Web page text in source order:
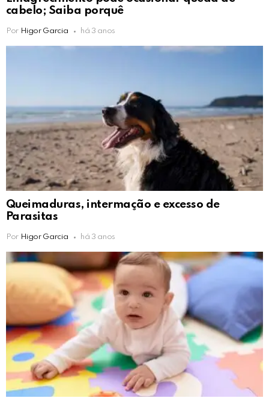
cabelo; Saiba porquê
Por Higor Garcia há 3 anos
Queimaduras, intermação e excesso de
Parasitas
Por Higor Garcia há 3 anos